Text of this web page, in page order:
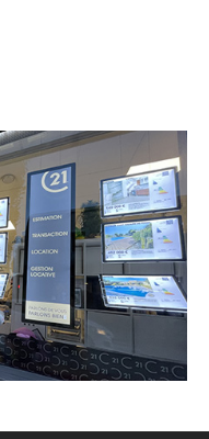
de Lunel
BP 148
l'agence